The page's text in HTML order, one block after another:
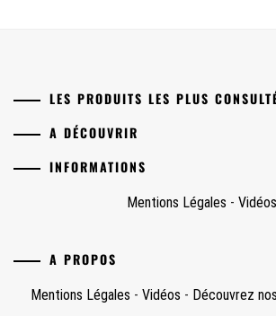
LES PRODUITS LES PLUS
A DÉCOUVRIR
INFORMATIONS
Mentions Légales - Vidéos
A PROPOS
Mentions Légales - Vidéos - Découvrez